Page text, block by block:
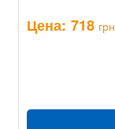
Цена: 718 грн